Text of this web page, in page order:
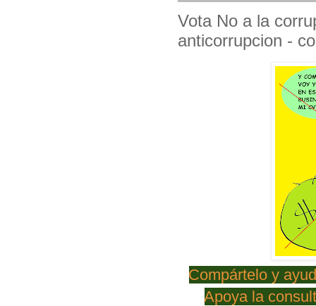
Vota No a la
anticorrupcion -
Compártelo y
Apoya la